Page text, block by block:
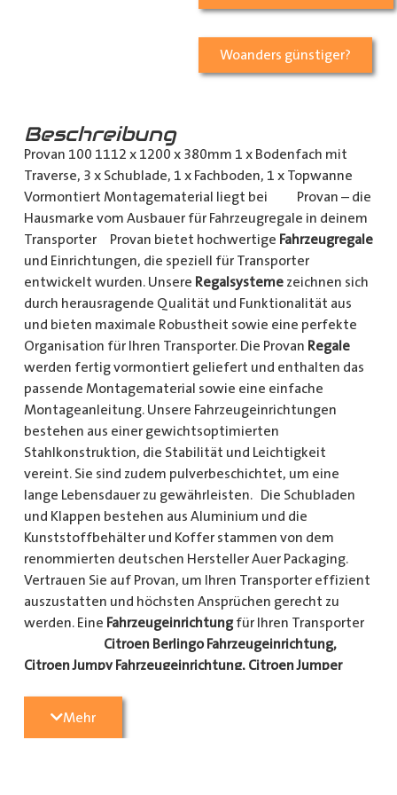
Woanders günstiger?
Beschreibung
Provan 100 1112 x 1200 x 380mm 1 x Bodenfach mit
Traverse, 3 x Schublade, 1 x Fachboden, 1 x Topwanne
Vormontiert Montagematerial liegt bei Provan – die
Hausmarke vom Ausbauer für Fahrzeugregale in deinem
Transporter Provan bietet hochwertige Fahrzeugregale
und Einrichtungen, die speziell für Transporter
entwickelt wurden. Unsere Regalsystemezeichnen sich
durch herausragende Qualität und Funktionalität aus
und bieten maximale Robustheit sowie eine perfekte
Organisation für Ihren Transporter. Die Provan Regale
werden fertig vormontiert geliefert und enthalten das
passende Montagematerial sowie eine einfache
Montageanleitung. Unsere Fahrzeugeinrichtungen
bestehen aus einer gewichtsoptimierten
Stahlkonstruktion, die Stabilität und Leichtigkeit
vereint. Sie sind zudem pulverbeschichtet, um eine
lange Lebensdauer zu gewährleisten. Die Schubladen
und Klappen bestehen aus Aluminium und die
Kunststoffbehälter und Koffer stammen von dem
renommierten deutschen Hersteller Auer Packaging.
Vertrauen Sie auf Provan, um Ihren Transporter effizient
auszustatten und höchsten Ansprüchen gerecht zu
werden. Eine Fahrzeugeinrichtungfür Ihren Transporter
Citroen Berlingo Fahrzeugeinrichtung,
Citroen Jumpy Fahrzeugeinrichtung, Citroen Jumper
Mehr